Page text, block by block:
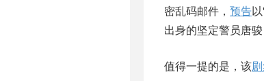
密乱码邮件， 预告
出身的坚定警员唐
值得一提的是，该